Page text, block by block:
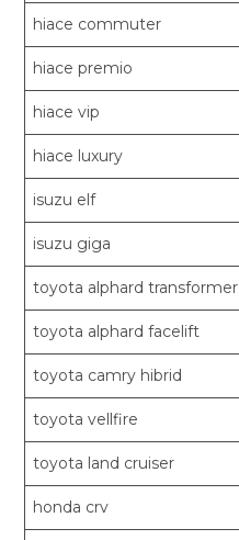
hiace commuter
hiace premio
hiace vip
hiace luxury
isuzu elf
isuzu giga
toyota alphard transformer
toyota alphard facelift
toyota camry hibrid
toyota vellfire
toyota land cruiser
honda crv